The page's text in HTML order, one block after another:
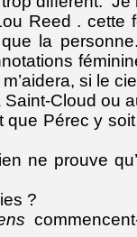
Reed . cette
la
si le
Cloud ou
que Pérec y
ne prouve
?